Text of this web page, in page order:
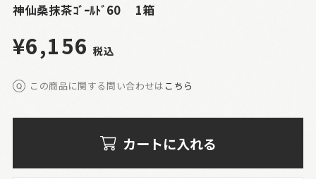
神仙桑抹茶ｺﾞｰﾙﾄﾞ60 1箱
¥6,156 税込
この商品に関する問い合わせは こちら
カートに入れる